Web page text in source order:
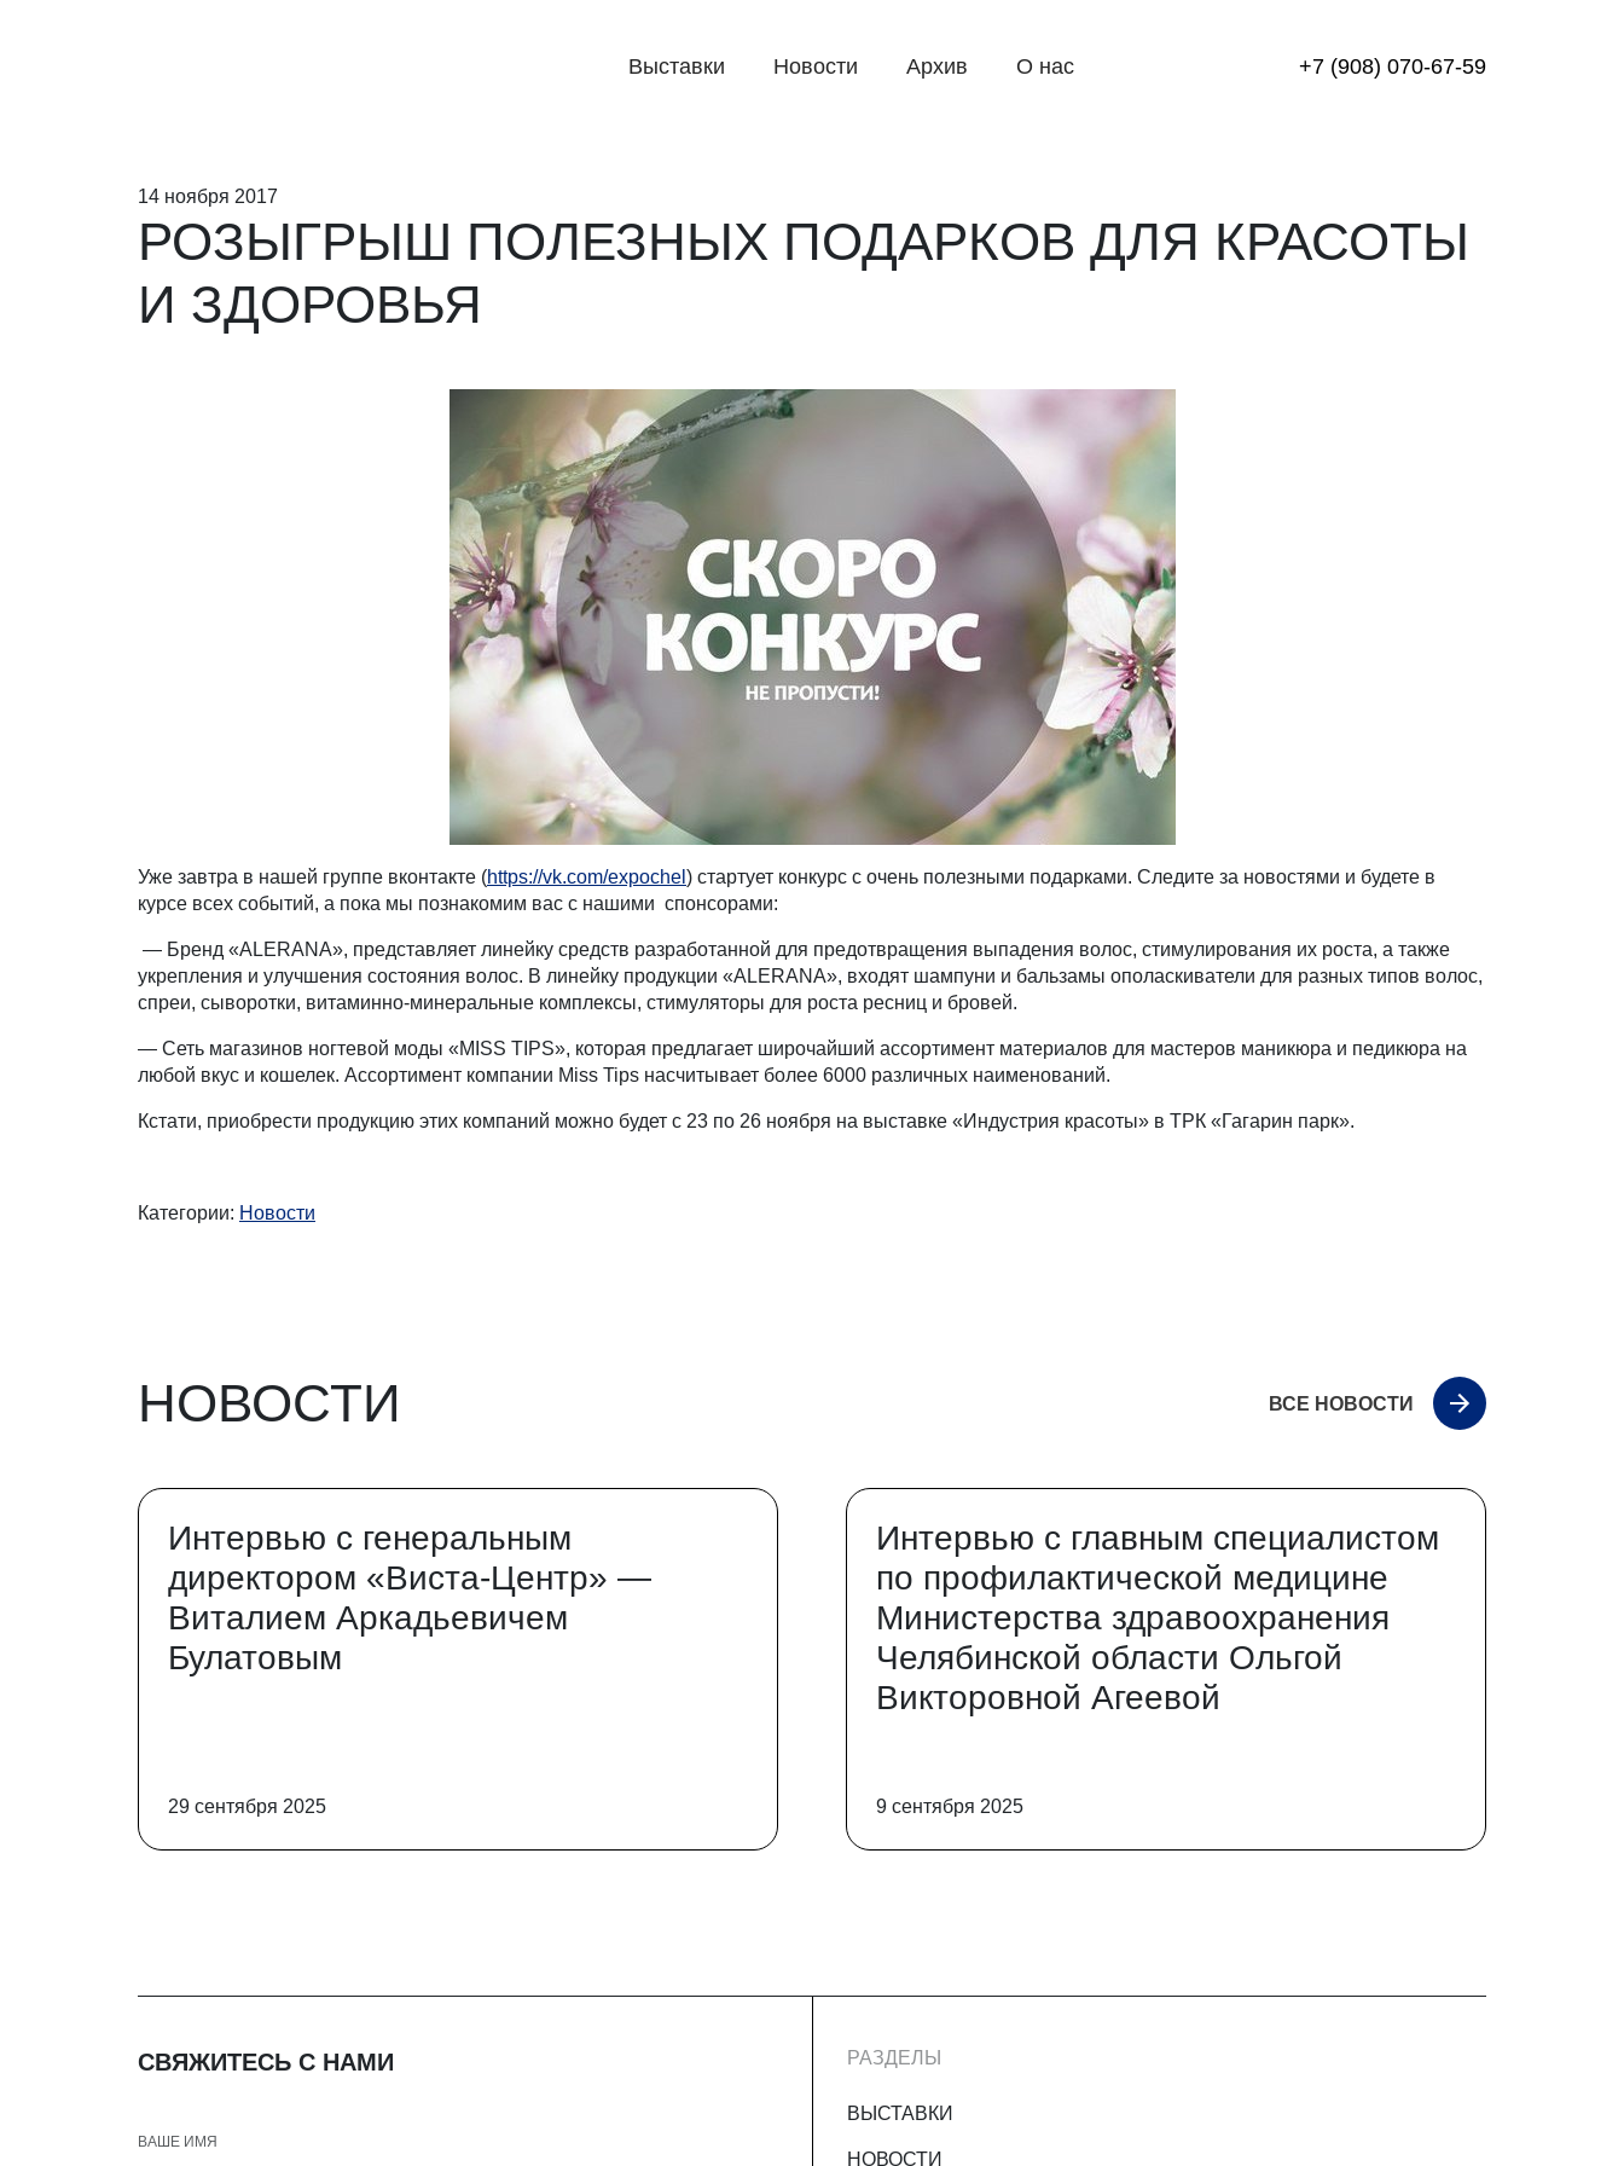
Выставки Новости Архив О нас +7 (908) 070-67-59
14 ноября 2017
РОЗЫГРЫШ ПОЛЕЗНЫХ ПОДАРКОВ ДЛЯ КРАСОТЫ
И ЗДОРОВЬЯ
Уже завтра в нашей группе вконтакте (https://vk.com/expochel ) стартует конкурс с очень полезными подарками. Следите за новостями и будете в
курсе всех событий, а пока мы познакомим вас с нашими спонсорами:
— Бренд «ALERANA», представляет линейку средств разработанной для предотвращения выпадения волос, стимулирования их роста, а также
укрепления и улучшения состояния волос. В линейку продукции «ALERANA», входят шампуни и бальзамы ополаскиватели для разных типов волос,
спреи, сыворотки, витаминно-минеральные комплексы, стимуляторы для роста ресниц и бровей.
— Сеть магазинов ногтевой моды «MISS TIPS», которая предлагает широчайший ассортимент материалов для мастеров маникюра и педикюра на
любой вкус и кошелек. Ассортимент компании Miss Tips насчитывает более 6000 различных наименований.
Кстати, приобрести продукцию этих компаний можно будет с 23 по 26 ноября на выставке «Индустрия красоты» в ТРК «Гагарин парк».
Категории: Новости
НОВОСТИ ВСЕ НОВОСТИ
Интервью с генеральным
директором «Виста-Центр» —
Виталием Аркадьевичем
Булатовым
29 сентября 2025
Интервью с главным специалистом
по профилактической медицине
Министерства здравоохранения
Челябинской области Ольгой
Викторовной Агеевой
9 сентября 2025
СВЯЖИТЕСЬ С НАМИ РАЗДЕЛЫ
ВЫСТАВКИ
НОВОСТИ